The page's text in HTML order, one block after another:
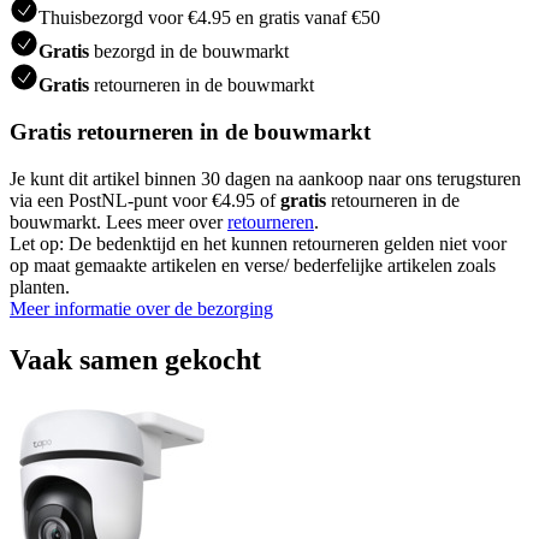
Thuisbezorgd voor €4.95 en gratis vanaf €50
Gratis bezorgd in de bouwmarkt
Gratis retourneren in de bouwmarkt
Gratis retourneren in de bouwmarkt
Je kunt dit artikel binnen 30 dagen na aankoop naar ons terugsturen
via een PostNL-punt voor €4.95 ofgratis retourneren in de
bouwmarkt. Lees meer overretourneren.
Let op: De bedenktijd en het kunnen retourneren gelden niet voor
op maat gemaakte artikelen en verse/ bederfelijke artikelen zoals
planten.
Meer informatie over de bezorging
Vaak samen gekocht